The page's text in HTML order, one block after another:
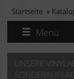
Startseite »
Menü
UNSERE